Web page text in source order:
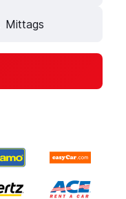
Mittags